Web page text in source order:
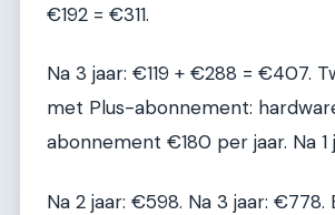
€192 = €311.
Na 3 jaar: €119 + €288 = €407.
met Plus-abonnement:
abonnement €180 per jaar. Na 1
Na 2 jaar: €598. Na 3 jaar: